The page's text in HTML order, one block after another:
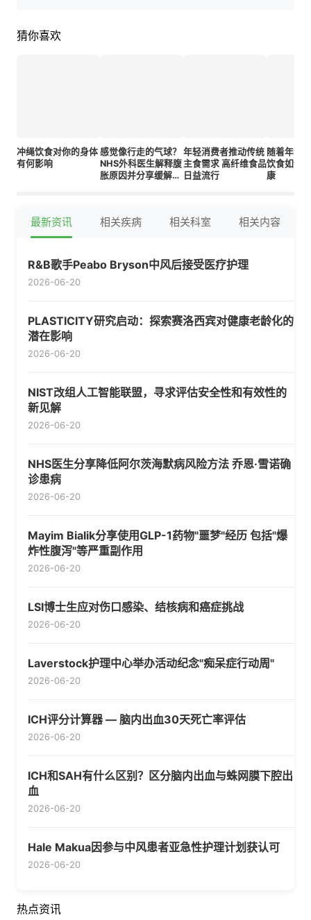
猜你喜欢
冲绳饮食对你的身体
有何影响
感觉像行走的气球？
NHS外科医生解释腹
胀原因并分享缓解不
年轻消费者推动传统
主食需求 高纤维食品
日益流行
随着年龄
饮食如何
康
最新资讯 相关疾病 相关科室 相关内容
R&B歌手Peabo Bryson中风后接受医疗护理
2026-06-20
PLASTICITY研究启动：探索赛洛西宾对健康老龄化的
潜在影响
2026-06-20
NIST改组人工智能联盟，寻求评估安全性和有效性的
新见解
2026-06-20
NHS医生分享降低阿尔茨海默病风险方法 乔恩·雪诺确
诊患病
2026-06-20
Mayim Bialik分享使用GLP-1药物"噩梦"经历 包括"爆
炸性腹泻"等严重副作用
2026-06-20
LSI博士生应对伤口感染、结核病和癌症挑战
2026-06-20
Laverstock护理中心举办活动纪念"痴呆症行动周"
2026-06-20
ICH评分计算器 — 脑内出血30天死亡率评估
2026-06-20
ICH和SAH有什么区别？区分脑内出血与蛛网膜下腔出
血
2026-06-20
Hale Makua因参与中风患者亚急性护理计划获认可
2026-06-20
热点资讯